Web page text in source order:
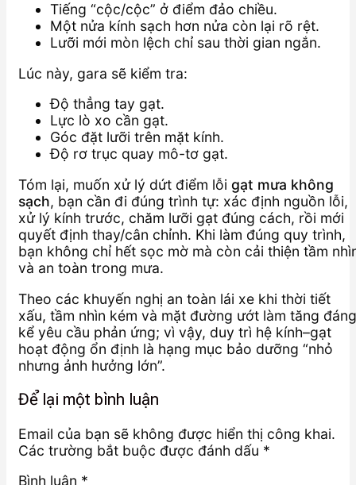
Tiếng “cộc/cộc” ở điểm đảo chiều.
Một nửa kính sạch hơn nửa còn lại rõ rệt.
Lưỡi mới mòn lệch chỉ sau thời gian ngắn.
Lúc này, gara sẽ kiểm tra:
Độ thẳng tay gạt.
Lực lò xo cần gạt.
Góc đặt lưỡi trên mặt kính.
Độ rơ trục quay mô-tơ gạt.
Tóm lại, muốn xử lý dứt điểm lỗi gạt mưa không
sạch, bạn cần đi đúng trình tự: xác định nguồn lỗi,
xử lý kính trước, chăm lưỡi gạt đúng cách, rồi mới
quyết định thay/cân chỉnh. Khi làm đúng quy trình,
bạn không chỉ hết sọc mờ mà còn cải thiện tầm
và an toàn trong mưa.
Theo các khuyến nghị an toàn lái xe khi thời tiết
xấu, tầm nhìn kém và mặt đường ướt làm tăng đáng
kể yêu cầu phản ứng; vì vậy, duy trì hệ kính–gạt
hoạt động ổn định là hạng mục bảo dưỡng “nhỏ
nhưng ảnh hưởng lớn”.
Để lại một bình luận
Email của bạn sẽ không được hiển thị công khai.
Các trường bắt buộc được đánh dấu *
Bình luận *